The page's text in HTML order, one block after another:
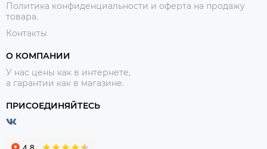
Политика конфиденциальности и оферта на продажу
товара.
Контакты
О КОМПАНИИ
У нас цены как в интернете,
а гарантии как в магазине.
ПРИСОЕДИНЯЙТЕСЬ